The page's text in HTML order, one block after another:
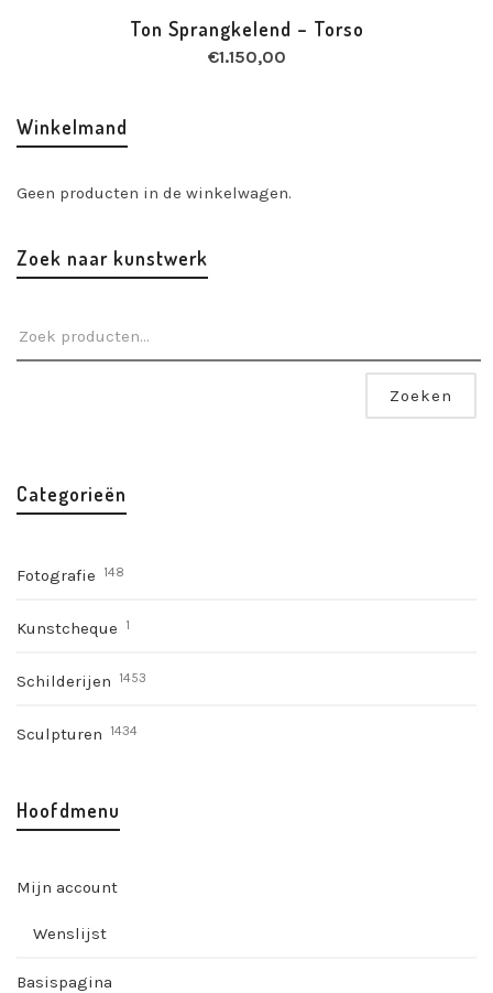
Ton Sprangkelend – Torso
€1.150,00
Winkelmand
Geen producten in de winkelwagen.
Zoek naar kunstwerk
Zoeken
Categorieën
Fotografie 148
Kunstcheque 1
Schilderijen 1453
Sculpturen 1434
Hoofdmenu
Mijn account
Wenslijst
Basispagina